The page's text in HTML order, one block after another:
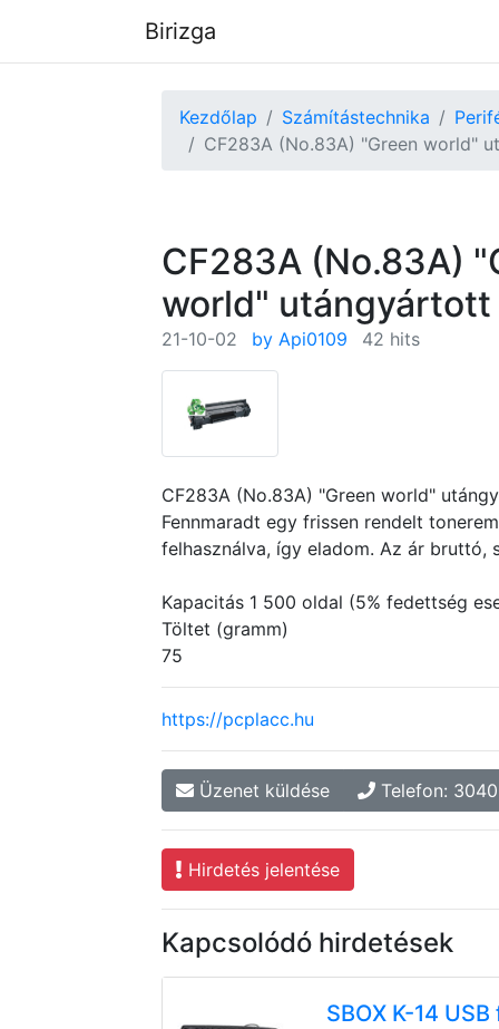
Birizga
Kezdőlap Számítástechnika
CF283A (No.83A) "Green world"
CF283A (No.83A)
world"
21-10-02 by Api0109 42 hits
CF283A (No.83A) "Green world"
Fennmaradt egy frissen rendelt
felhasználva, így eladom. Az ár bruttó,
Kapacitás 1 500 oldal (5% fedettség
Töltet (gramm)
75
https://pcplacc.hu
Üzenet küldése Telefon:
Hirdetés jelentése
Kapcsolódó hirdetések
SBOX K-14